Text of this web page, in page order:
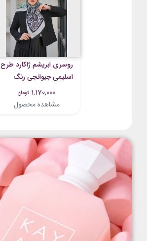
روسری ابریشم ژاکارد طرح
اسلیمی جیوانجی رنگ
مشکی طوسی
1,170,000 تومان
مشاهده محصول